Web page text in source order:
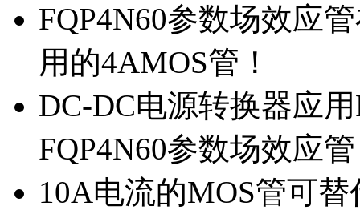
FQP4N60参数场效应
用的4AMOS管！
DC-DC电源转换器应
FQP4N60参数场效应
10A电流的MOS管可